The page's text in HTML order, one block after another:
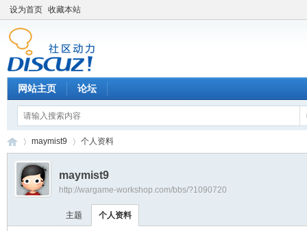
设为首页 收藏本站
网站主页 论坛
›
maymist9 个人资料
maymist9
http://wargame-workshop.com/bbs/?1090720
主题 个人资料